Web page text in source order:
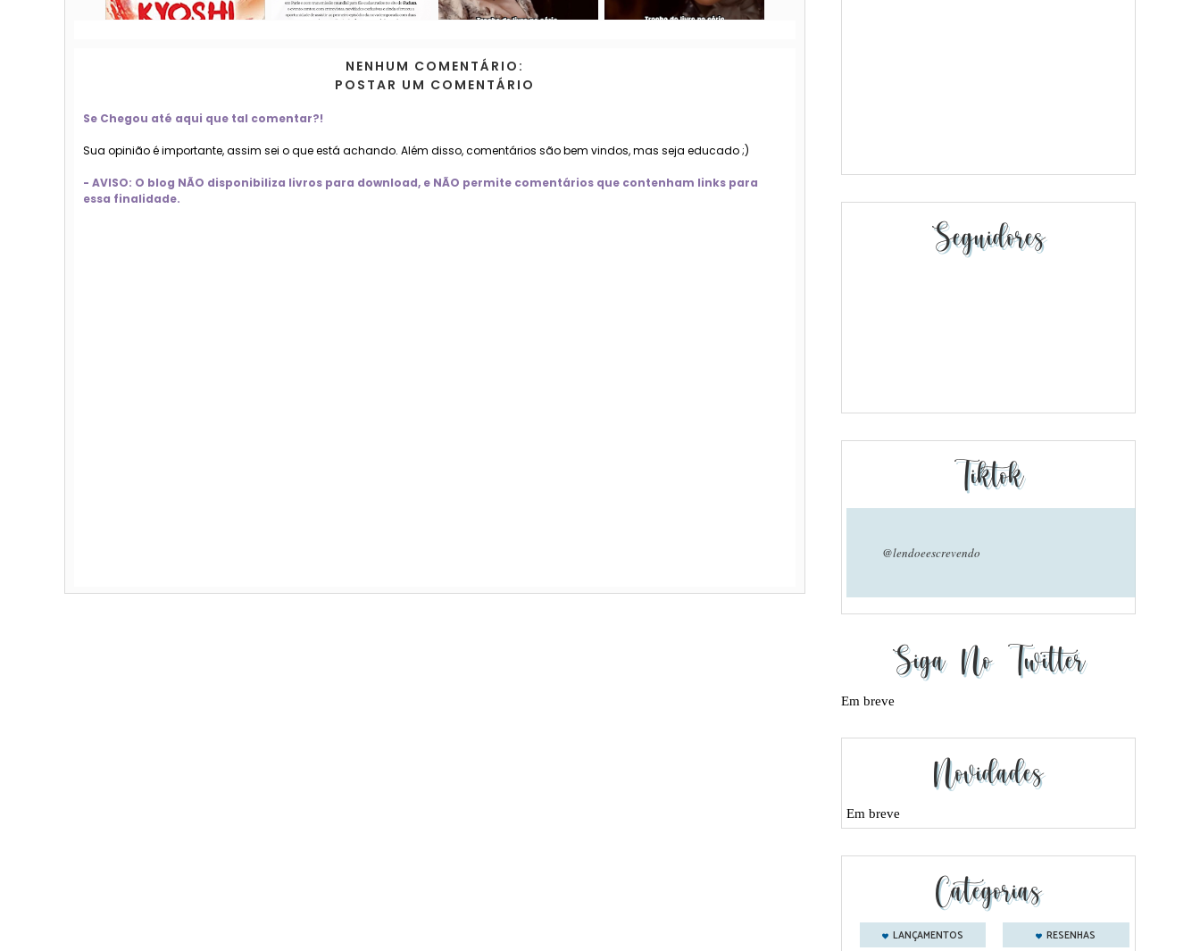
NENHUM COMENTÁRIO:
POSTAR UM COMENTÁRIO
Se Chegou até aqui que tal comentar?!
Sua opinião é importante, assim sei o que está achando. Além disso, comentários são bem vindos, mas seja educado ;)
- AVISO: O blog NÃO disponibiliza livros para download, e NÃO permite comentários que contenham links para
essa finalidade.
Seguidores
Tiktok
@lendoeescrevendo
Siga No Twitter
Em breve
Novidades
Em breve
Categorias
LANÇAMENTOS RESENHAS